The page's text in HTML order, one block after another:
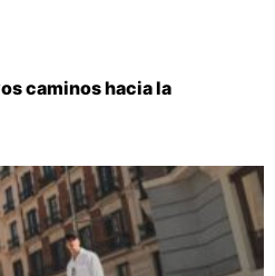
caminos hacia la